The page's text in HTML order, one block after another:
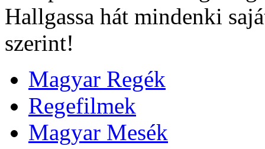
Hallgassa hát mindenki
szerint!
Magyar Regék
Regefilmek
Magyar Mesék